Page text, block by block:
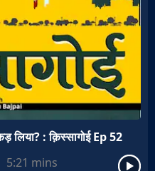
लिया? : क़िस्सागोई Ep 52
5:21 mins